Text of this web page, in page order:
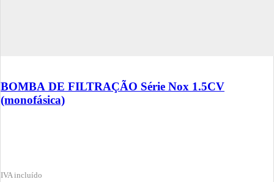
BOMBA DE FILTRAÇÃO Série Nox 1.5CV
(monofásica)